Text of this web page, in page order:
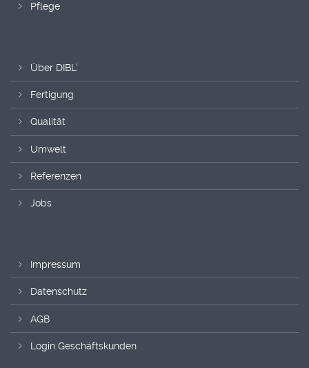
Pflege
Über DIBL'
Fertigung
Qualität
Umwelt
Referenzen
Jobs
Impressum
Datenschutz
AGB
Login Geschäftskunden